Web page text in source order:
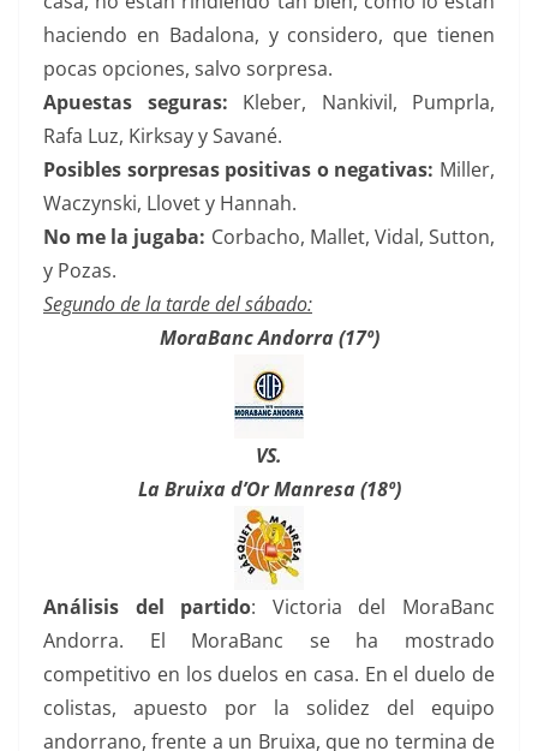
haciendo en Badalona, y considero, que tienen
pocas opciones, salvo sorpresa.
Apuestas seguras: Kleber, Nankivil, Pumprla,
Rafa Luz, Kirksay y Savané.
Posibles sorpresas positivas o negativas: Miller,
Waczynski, Llovet y Hannah.
No me la jugaba: Corbacho, Mallet, Vidal, Sutton,
y Pozas.
Segundo de la tarde del sábado:
MoraBanc Andorra (17º)
VS.
La Bruixa d’Or Manresa (18º)
Análisis del partido: Victoria del MoraBanc
Andorra. El MoraBanc se ha mostrado
competitivo en los duelos en casa. En el duelo de
colistas, apuesto por la solidez del equipo
andorrano, frente a un Bruixa, que no termina de